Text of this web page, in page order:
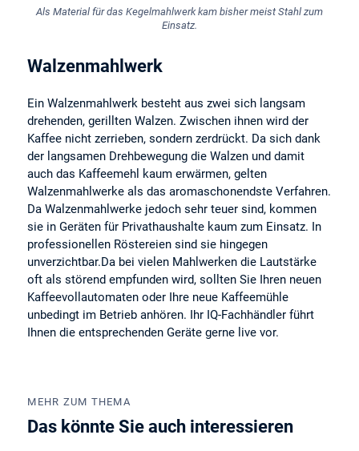
Als Material für das Kegelmahlwerk kam bisher meist Stahl zum
Einsatz.
Walzenmahlwerk
Ein Walzenmahlwerk besteht aus zwei sich langsam
drehenden, gerillten Walzen. Zwischen ihnen wird der
Kaffee nicht zerrieben, sondern zerdrückt. Da sich dank
der langsamen Drehbewegung die Walzen und damit
auch das Kaffeemehl kaum erwärmen, gelten
Walzenmahlwerke als das aromaschonendste Verfahren.
Da Walzenmahlwerke jedoch sehr teuer sind, kommen
sie in Geräten für Privathaushalte kaum zum Einsatz. In
professionellen Röstereien sind sie hingegen
unverzichtbar.Da bei vielen Mahlwerken die Lautstärke
oft als störend empfunden wird, sollten Sie Ihren neuen
Kaffeevollautomaten oder Ihre neue Kaffeemühle
unbedingt im Betrieb anhören. Ihr IQ-Fachhändler führt
Ihnen die entsprechenden Geräte gerne live vor.
MEHR ZUM THEMA
Das könnte Sie auch interessieren